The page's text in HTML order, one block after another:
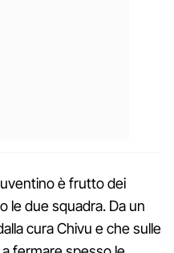
è frutto dei
le due squadra. Da un
cura Chivu e che sulle